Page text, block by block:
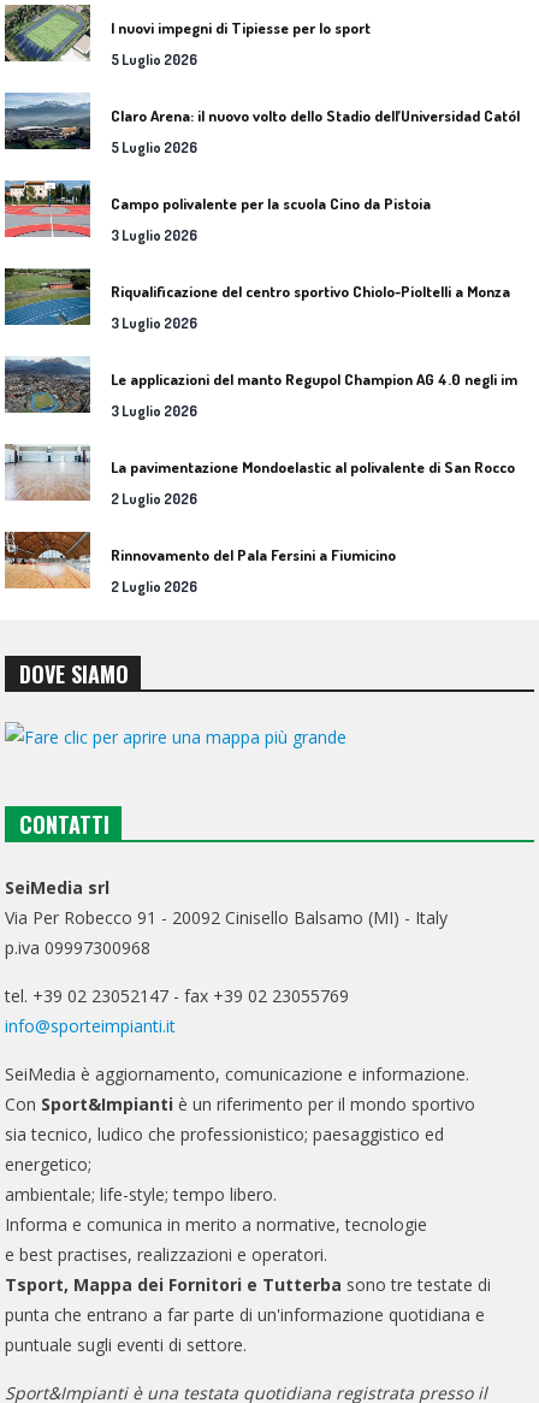
I nuovi impegni di Tipiesse per lo sport
5 Luglio 2026
5 Luglio 2026
Campo polivalente per la scuola Cino da Pistoia
3 Luglio 2026
Riqualificazione del centro sportivo Chiolo-Pioltelli a Monza
3 Luglio 2026
3 Luglio 2026
2 Luglio 2026
Rinnovamento del Pala Fersini a Fiumicino
2 Luglio 2026
DOVE SIAMO
CONTATTI
SeiMedia srl
Via Per Robecco 91 - 20092 Cinisello Balsamo (MI) - Italy
p.iva 09997300968
tel. +39 02 23052147 - fax +39 02 23055769
info@sporteimpianti.it
SeiMedia è aggiornamento, comunicazione e informazione.
Con Sport&Impianti è un riferimento per il mondo sportivo
sia tecnico, ludico che professionistico; paesaggistico ed
energetico;
ambientale; life-style; tempo libero.
Informa e comunica in merito a normative, tecnologie
e best practises, realizzazioni e operatori.
Tsport, Mappa dei Fornitori e Tutterba sono tre testate di
punta che entrano a far parte di un'informazione quotidiana e
puntuale sugli eventi di settore.
Sport&Impianti è una testata quotidiana registrata presso il